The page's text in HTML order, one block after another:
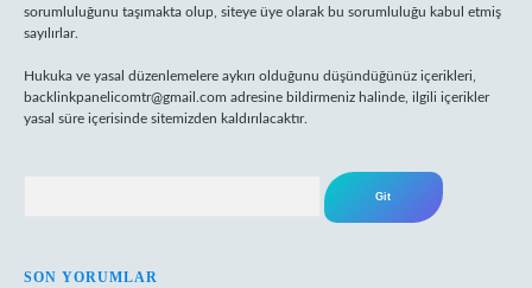
sorumluluğunu taşımakta olup, siteye üye olarak bu sorumluluğu kabul etmiş
sayılırlar.
Hukuka ve yasal düzenlemelere aykırı olduğunu düşündüğünüz içerikleri,
backlinkpanelicomtr@gmail.com adresine bildirmeniz halinde, ilgili içerikler
yasal süre içerisinde sitemizden kaldırılacaktır.
SON YORUMLAR